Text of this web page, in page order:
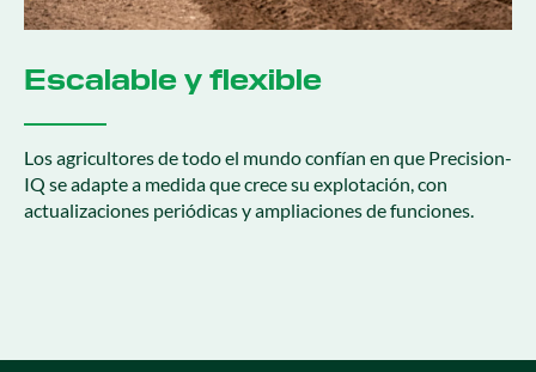
Escalable y flexible
Los agricultores de todo el mundo confían en que Precision-
IQ se adapte a medida que crece su explotación, con
actualizaciones periódicas y ampliaciones de funciones.